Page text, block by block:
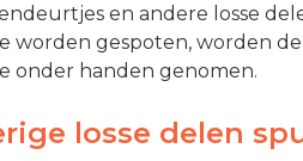
en andere losse
worden gespoten, worden
onder handen genomen.
losse delen